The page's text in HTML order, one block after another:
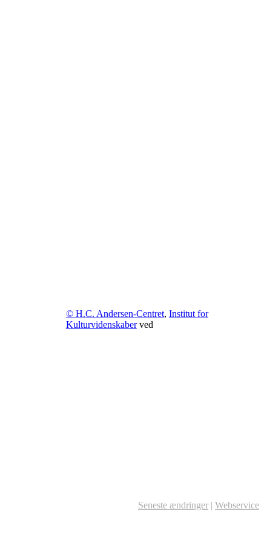
© H.C. Andersen-Centret, Institut for
Kulturvidenskaberved
Seneste ændringer | Webservice